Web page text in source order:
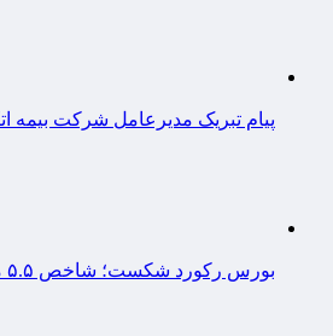
پیام تبریک مدیرعامل شرکت بیمه
بورس رکورد شکست؛ شاخص ۵.۵ میلیونی شد